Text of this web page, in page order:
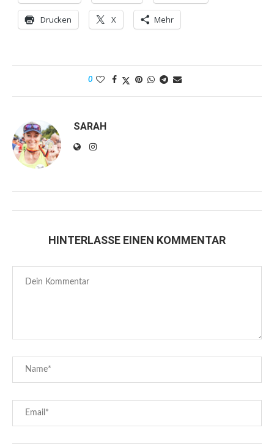
Drucken X Mehr
0
SARAH
HINTERLASSE EINEN KOMMENTAR